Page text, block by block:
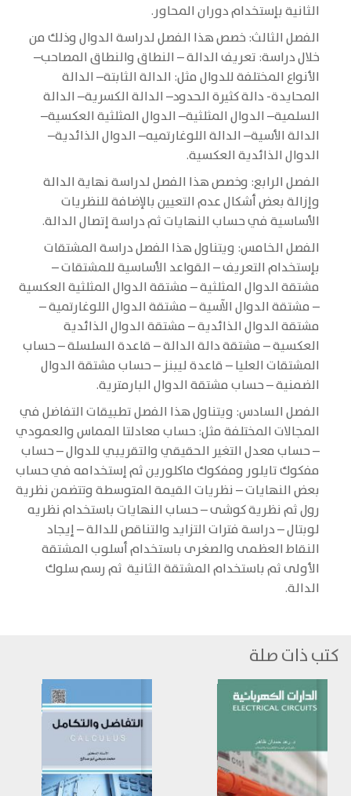
الثانية بإستخدام دوران المحاور.
الفصل الثالث: خصص هذا الفصل لدراسة الدوال وذلك من
خلال دراسة: تعريف الدالة – النطاق والنطاق المصاحب–
الأنواع المختلفة للدوال مثل: الدالة الثابتة– الدالة
المحايدة- دالة كثيرة الحدود– الدالة الكسرية– الدالة
السلمية– الدوال المثلثية– الدوال المثلثية العكسية–
الدالة الأسية– الدالة اللوغارتميه– الدوال الذائدية–
الدوال الذائدية العكسية.
الفصل الرابع: وخصص هذا الفصل لدراسة نهاية الدالة
وإزالة بعض أشكال عدم التعيين بالإضافة للنظريات
الأساسية في حساب النهايات ثم دراسة إتصال الدالة.
الفصل الخامس: ويتناول هذا الفصل دراسة المشتقات
بإستخدام التعريف – القواعد الأساسية للمشتقات –
مشتقة الدوال المثلثية – مشتقة الدوال المثلثية العكسية
– مشتقة الدوال الآسية – مشتقة الدوال اللوغارتمية –
مشتقة الدوال الذائدية – مشتقة الدوال الذائدية
العكسية – مشتقة دالة الدالة – قاعدة السلسلة – حساب
المشتقات العليا – قاعدة ليبنز – حساب مشتقة الدوال
الضمنية – حساب مشتقة الدوال البارمترية.
الفصل السادس: ويتناول هذا الفصل تطبيقات التفاضل في
المجالات المختلفة مثل: حساب معادلتا المماس والعمودي
– حساب معدل التغير الحقيقي والتقريبي للدوال – حساب
مفكوك تايلور ومفكوك ماكلورين ثم إستخدامه في حساب
بعض النهايات – نظريات القيمة المتوسطة وتتضمن نظرية
رول ثم نظرية كوشى – حساب النهايات باستخدام نظريه
لوبتال – دراسة فترات التزايد والتناقص للدالة – إيجاد
النقاط العظمى والصغرى باستخدام أسلوب المشتقة
الأولى ثم باستخدام المشتقة الثانية ثم رسم سلوك
الدالة.
كتب ذات صلة